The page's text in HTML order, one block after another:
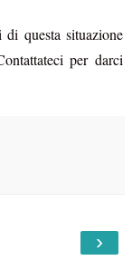
questa situazione
per darci
›